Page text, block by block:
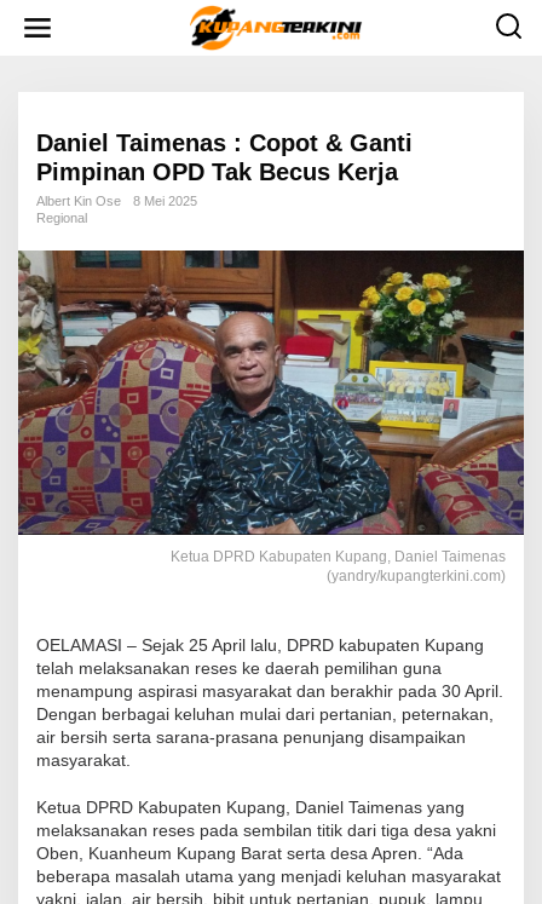
Daniel Taimenas : Copot & Ganti
Pimpinan OPD Tak Becus Kerja
Albert Kin Ose
8 Mei 2025
Regional
Ketua DPRD Kabupaten Kupang, Daniel Taimenas
(yandry/kupangterkini.com)
OELAMASI – Sejak 25 April lalu, DPRD kabupaten Kupang
telah melaksanakan reses ke daerah pemilihan guna
menampung aspirasi masyarakat dan berakhir pada 30 April.
Dengan berbagai keluhan mulai dari pertanian, peternakan,
air bersih serta sarana-prasana penunjang disampaikan
masyarakat.
Ketua DPRD Kabupaten Kupang, Daniel Taimenas yang
melaksanakan reses pada sembilan titik dari tiga desa yakni
Oben, Kuanheum Kupang Barat serta desa Apren. “Ada
beberapa masalah utama yang menjadi keluhan masyarakat
yakni, jalan, air bersih, bibit untuk pertanian, pupuk, lampu